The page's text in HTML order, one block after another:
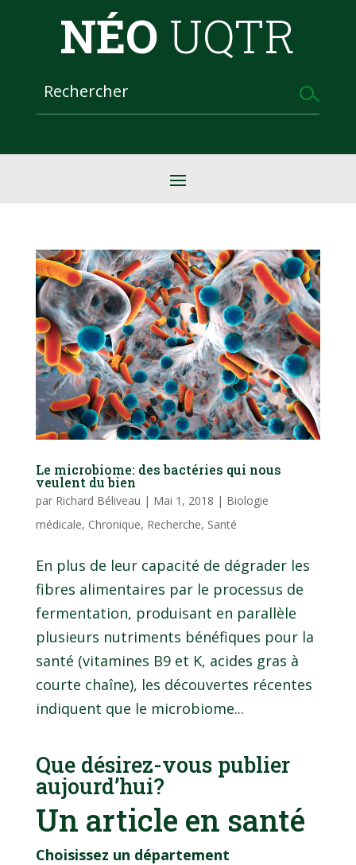
NÉO UQTR
Le microbiome: des bactéries qui nous
veulent du bien
par Richard Béliveau | Mai 1, 2018 | Biologie
médicale, Chronique, Recherche, Santé
En plus de leur capacité de dégrader les
fibres alimentaires par le processus de
fermentation, produisant en parallèle
plusieurs nutriments bénéfiques pour la
santé (vitamines B9 et K, acides gras à
courte chaîne), les découvertes récentes
indiquent que le microbiome...
Que désirez-vous publier
aujourd’hui?
Un article en santé
Choisissez un département